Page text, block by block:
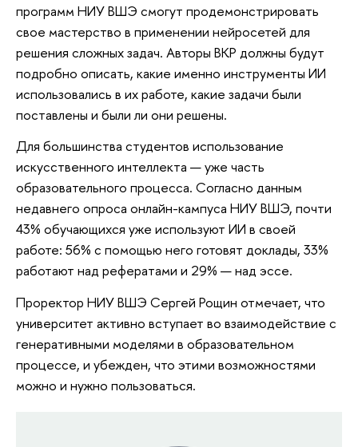
программ НИУ ВШЭ смогут продемонстрировать
свое мастерство в применении нейросетей для
решения сложных задач. Авторы ВКР должны будут
подробно описать, какие именно инструменты ИИ
использовались в их работе, какие задачи были
поставлены и были ли они решены.
Для большинства студентов использование
искусственного интеллекта — уже часть
образовательного процесса. Согласно данным
недавнего опроса онлайн-кампуса НИУ ВШЭ, почти
43% обучающихся уже используют ИИ в своей
работе: 56% с помощью него готовят доклады, 33%
работают над рефератами и 29% — над эссе.
Проректор НИУ ВШЭ Сергей Рощин отмечает, что
университет активно вступает во взаимодействие с
генеративными моделями в образовательном
процессе, и убежден, что этими возможностями
можно и нужно пользоваться.